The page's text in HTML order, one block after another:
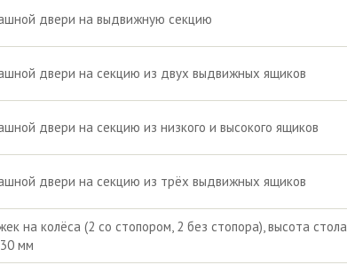
двери на выдвижную секцию
двери на секцию из двух выдвижных ящиков
двери на секцию из низкого и высокого ящиков
двери на секцию из трёх выдвижных ящиков
на колёса (2 со стопором, 2 без стопора), высота стола
мм